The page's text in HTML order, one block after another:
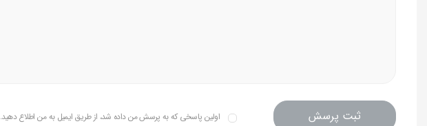
ثبت پرسش اولین پاسخی که به پرسش من داده شد، از طریق ایمیل به من اطلاع دهید.